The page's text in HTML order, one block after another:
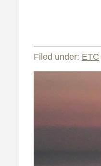
Filed under: ETC